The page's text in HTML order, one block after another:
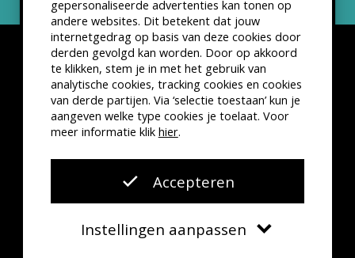
gepersonaliseerde advertenties kan tonen op
andere websites. Dit betekent dat jouw
internetgedrag op basis van deze cookies door
derden gevolgd kan worden. Door op akkoord
te klikken, stem je in met het gebruik van
analytische cookies, tracking cookies en cookies
van derde partijen. Via ‘selectie toestaan’ kun je
aangeven welke type cookies je toelaat. Voor
meer informatie klik hier.
Accepteren
Instellingen aanpassen
Disclaimer Privacyverklaring
Kleine lettertjes
VSCD Bezoekersvoorwaarden
Website doorThe Cre8ion.Lab